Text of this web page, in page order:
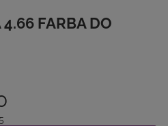
FARBA DO